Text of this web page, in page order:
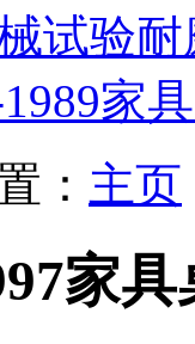
试验耐
家
： 主页
家